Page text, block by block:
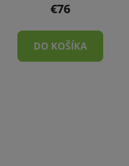
€76
DO KOŠÍKA